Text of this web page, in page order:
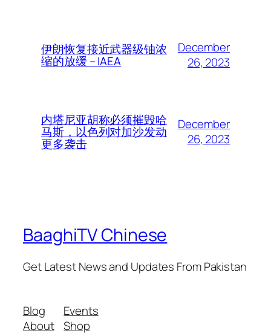
伊朗恢复接近武器级铀浓
缩的放缓 – IAEA
December
26, 2023
内塔尼亚胡称必须摧毁哈
马斯，以色列对加沙发动
更多袭击
December
26, 2023
BaaghiTV Chinese
Get Latest News and Updates From Pakistan
Blog
About
Events
Shop